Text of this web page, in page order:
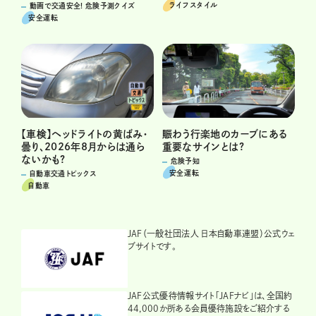
動画で交通安全! 危険予測クイズ
安全運転
ライフスタイル
【車検】ヘッドライトの黄ばみ・
曇り、2026年8月からは通ら
ないかも?
自動車交通トピックス
自動車
賑わう行楽地のカーブにある
重要なサインとは?
危険予知
安全運転
JAF（一般社団法人 日本自動車連盟）公式ウェ
ブサイトです。
JAF公式優待情報サイト「JAFナビ」は、全国約
44,000か所ある会員優待施設をご紹介する